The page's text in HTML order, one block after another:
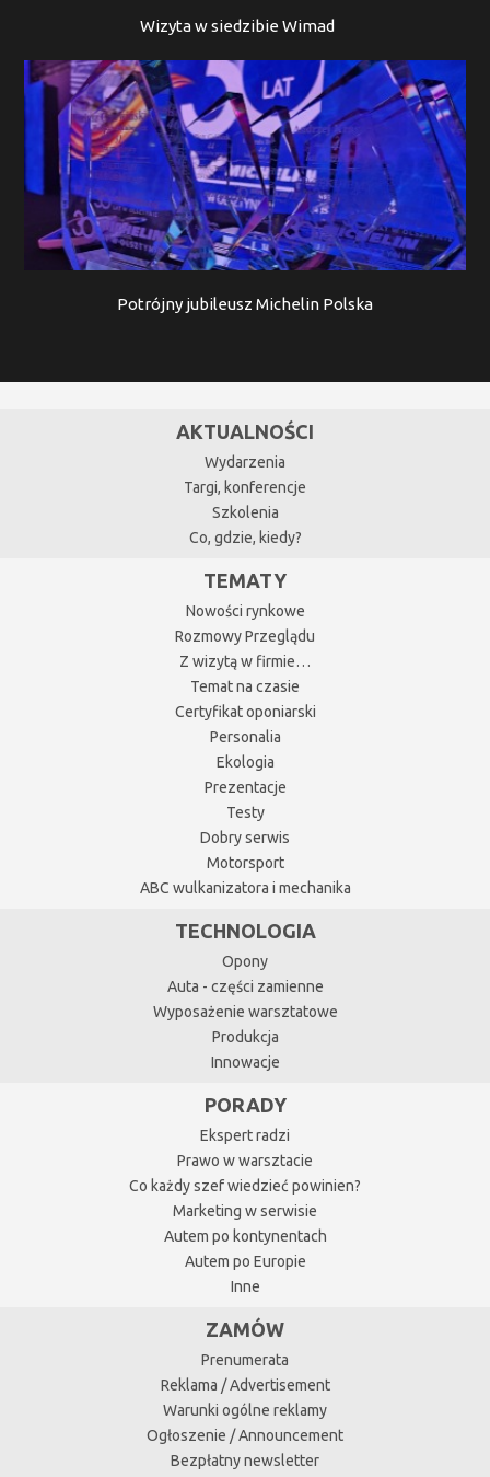
Wizyta w siedzibie Wimad
Potrójny jubileusz Michelin Polska
AKTUALNOŚCI
Wydarzenia
Targi, konferencje
Szkolenia
Co, gdzie, kiedy?
TEMATY
Nowości rynkowe
Rozmowy Przeglądu
Z wizytą w firmie…
Temat na czasie
Certyfikat oponiarski
Personalia
Ekologia
Prezentacje
Testy
Dobry serwis
Motorsport
ABC wulkanizatora i mechanika
TECHNOLOGIA
Opony
Auta - części zamienne
Wyposażenie warsztatowe
Produkcja
Innowacje
PORADY
Ekspert radzi
Prawo w warsztacie
Co każdy szef wiedzieć powinien?
Marketing w serwisie
Autem po kontynentach
Autem po Europie
Inne
ZAMÓW
Prenumerata
Reklama / Advertisement
Warunki ogólne reklamy
Ogłoszenie / Announcement
Bezpłatny newsletter